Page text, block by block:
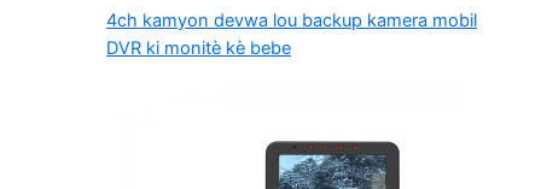
4ch kamyon devwa lou backup kamera mobil
DVR ki monitè kè bebe